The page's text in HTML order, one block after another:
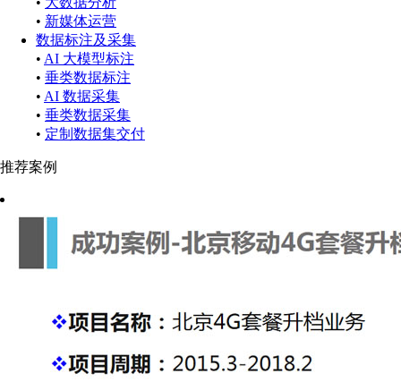
• 新媒体运营
数据标注及采集
• AI 大模型标注
• 垂类数据标注
• AI 数据采集
• 垂类数据采集
• 定制数据集交付
推荐案例